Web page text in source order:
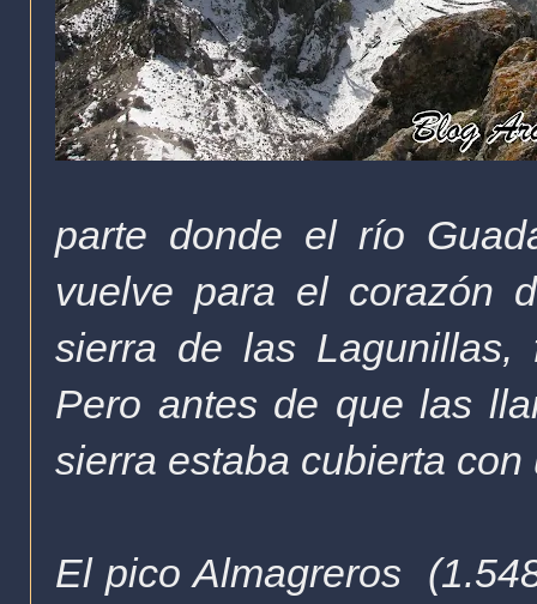
parte donde el río
vuelve para el corazón
sierra de las
Pero antes de que las
sierra estaba cubierta
El pico Almagreros